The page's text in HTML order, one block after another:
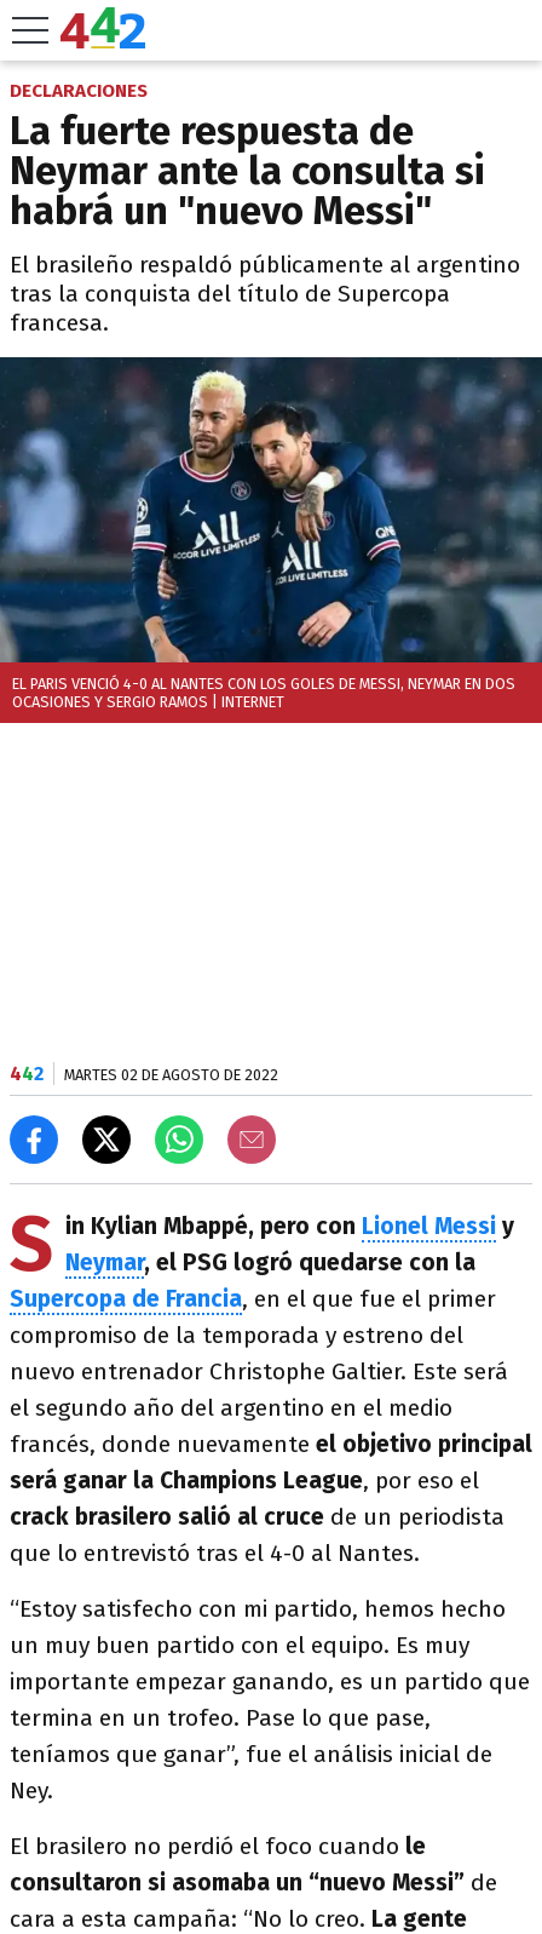
DECLARACIONES
La fuerte respuesta de
Neymar ante la consulta si
habrá un "nuevo Messi"
El brasileño respaldó públicamente al argentino
tras la conquista del título de Supercopa
francesa.
EL PARIS VENCIÓ 4-0 AL NANTES CON LOS GOLES DE MESSI, NEYMAR EN DOS
OCASIONES Y SERGIO RAMOS | INTERNET
442 MARTES 02 DE AGOSTO DE 2022
S in Kylian Mbappé, pero con Lionel Messi y
Neymar, el PSG logró quedarse con la
Supercopa de Francia, en el que fue el primer
compromiso de la temporada y estreno del
nuevo entrenador Christophe Galtier. Este será
el segundo año del argentino en el medio
francés, donde nuevamente el objetivo principal
será ganar la Champions League, por eso el
crack brasilero salió al cruce de un periodista
que lo entrevistó tras el 4-0 al Nantes.
“Estoy satisfecho con mi partido, hemos hecho
un muy buen partido con el equipo. Es muy
importante empezar ganando, es un partido que
termina en un trofeo. Pase lo que pase,
teníamos que ganar”, fue el análisis inicial de
Ney.
El brasilero no perdió el foco cuando le
consultaron si asomaba un “nuevo Messi” de
cara a esta campaña: “No lo creo. La gente